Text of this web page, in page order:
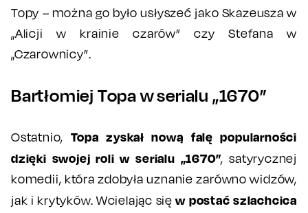
Topy – można go było usłyszeć jako Skazeusza w
„Alicji w krainie czarów” czy Stefana w
„Czarownicy”.
Bartłomiej Topa w serialu „1670”
Ostatnio, Topa zyskał nową falę popularności
dzięki swojej roli w serialu „1670”, satyrycznej
komedii, która zdobyła uznanie zarówno widzów,
jak i krytyków. Wcielając sięw postać szlachcica